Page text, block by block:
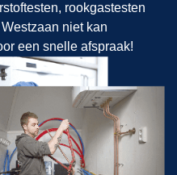
rookgastesten
niet kan
een snelle afspraak!